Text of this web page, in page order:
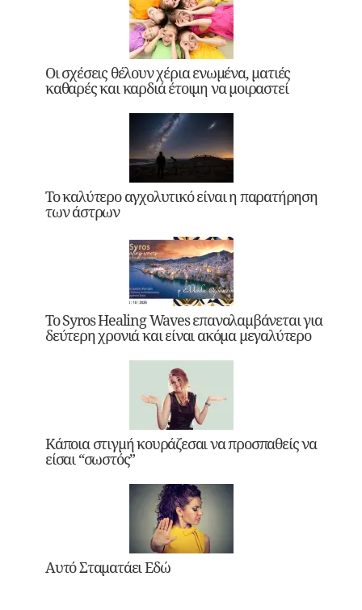
Οι σχέσεις θέλουν χέρια ενωμένα, ματιές
καθαρές και καρδιά έτοιμη να μοιραστεί
Το καλύτερο αγχολυτικό είναι η παρατήρηση
των άστρων
Το Syros Healing Waves επαναλαμβάνεται για
δεύτερη χρονιά και είναι ακόμα μεγαλύτερο
Κάποια στιγμή κουράζεσαι να προσπαθείς να
είσαι “σωστός”
Αυτό Σταματάει Εδώ